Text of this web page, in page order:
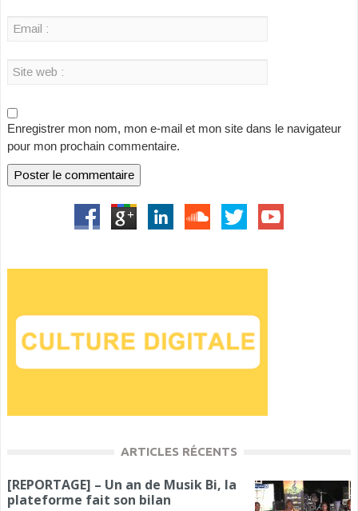
Enregistrer mon nom, mon e-mail et mon site dans le navigateur
pour mon prochain commentaire.
ARTICLES RÉCENTS
[REPORTAGE] – Un an de Musik Bi, la
plateforme fait son bilan